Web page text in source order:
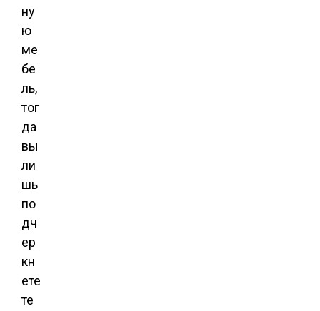
ну
ю
ме
бе
ль,
тог
да
вы
ли
шь
по
дч
ер
кн
ете
те